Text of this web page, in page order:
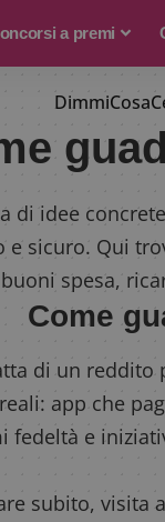
a premi
di idee
e sicuro. Qui
spesa,
Come
di un reddito
app che
fedeltà e
subito, visita